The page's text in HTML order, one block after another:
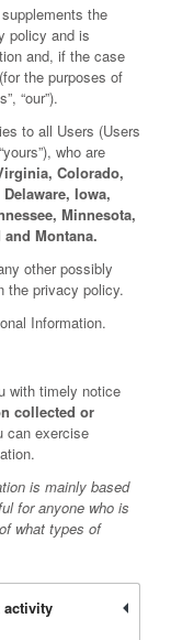
the
policy and is
and, if the case
the purposes of
“our”).
to all Users (Users
who are
Colorado,
Iowa,
Minnesota,
Montana.
other possibly
the privacy policy.
Information.
with timely notice
collected or
can exercise
is mainly based
for anyone who is
what types of
activity